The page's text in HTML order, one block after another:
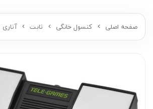
صفحه اصلی کنسول خانگی ثابت آتاری